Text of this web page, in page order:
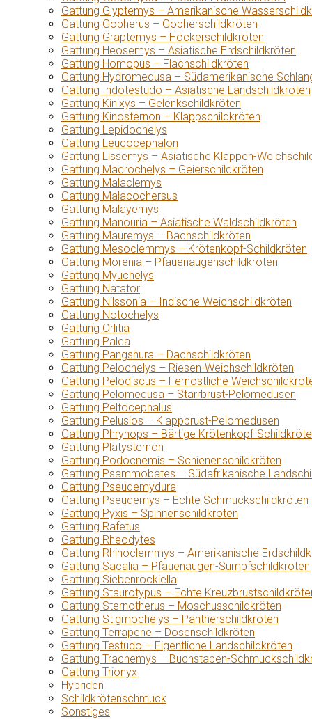
Gattung Glyptemys – Amerikanische
Gattung Gopherus – Gopherschildkröten
Gattung Graptemys – Höckerschildkröten
Gattung Heosemys – Asiatische Erdschildkröten
Gattung Homopus – Flachschildkröten
Gattung Hydromedusa – Südamerikanische
Gattung Indotestudo – Asiatische Landschildkröten
Gattung Kinixys – Gelenkschildkröten
Gattung Kinosternon – Klappschildkröten
Gattung Lepidochelys
Gattung Leucocephalon
Gattung Lissemys – Asiatische Klappen-
Gattung Macrochelys – Geierschildkröten
Gattung Malaclemys
Gattung Malacochersus
Gattung Malayemys
Gattung Manouria – Asiatische Waldschildkröten
Gattung Mauremys – Bachschildkröten
Gattung Mesoclemmys – Krötenkopf-Schildkröten
Gattung Morenia – Pfauenaugenschildkröten
Gattung Myuchelys
Gattung Natator
Gattung Nilssonia – Indische Weichschildkröten
Gattung Notochelys
Gattung Orlitia
Gattung Palea
Gattung Pangshura – Dachschildkröten
Gattung Pelochelys – Riesen-Weichschildkröten
Gattung Pelodiscus – Fernöstliche
Gattung Pelomedusa – Starrbrust-Pelomedusen
Gattung Peltocephalus
Gattung Pelusios – Klappbrust-Pelomedusen
Gattung Phrynops – Bärtige Krötenkopf-
Gattung Platysternon
Gattung Podocnemis – Schienenschildkröten
Gattung Psammobates – Südafrikanische
Gattung Pseudemydura
Gattung Pseudemys – Echte Schmuckschildkröten
Gattung Pyxis – Spinnenschildkröten
Gattung Rafetus
Gattung Rheodytes
Gattung Rhinoclemmys – Amerikanische
Gattung Sacalia – Pfauenaugen-Sumpfschildkröten
Gattung Siebenrockiella
Gattung Staurotypus – Echte
Gattung Sternotherus – Moschusschildkröten
Gattung Stigmochelys – Pantherschildkröten
Gattung Terrapene – Dosenschildkröten
Gattung Testudo – Eigentliche Landschildkröten
Gattung Trachemys – Buchstaben-
Gattung Trionyx
Hybriden
Schildkrötenschmuck
Sonstiges